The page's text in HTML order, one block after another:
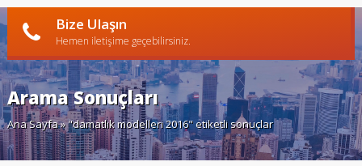
Bize Ulaşın
Hemen iletişime geçebilirsiniz.
Arama Sonuçları
Ana Sayfa» "damatlık modelleri 2016" etiketli sonuçlar